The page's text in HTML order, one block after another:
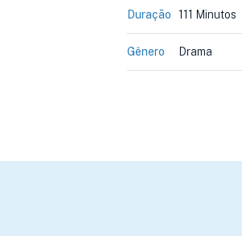
Duração 111 Minutos
Gênero Drama